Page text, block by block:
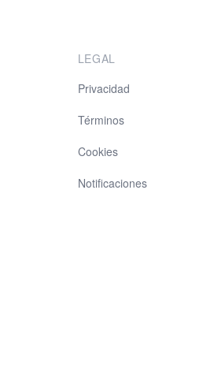
LEGAL
Privacidad
Términos
Cookies
Notificaciones